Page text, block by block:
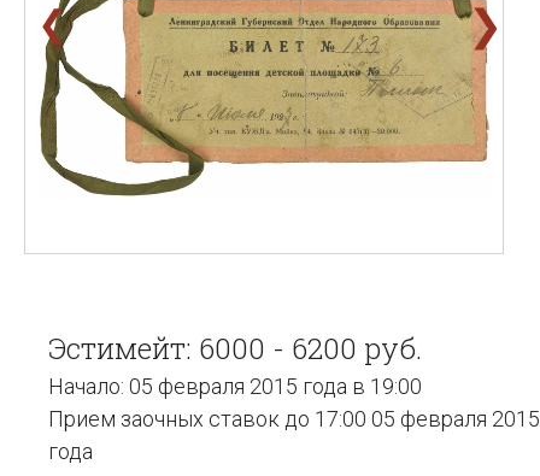
❮ ❯
Эстимейт: 6000 - 6200 руб.
Начало: 05 февраля 2015 года в 19:00
Прием заочных ставок до 17:00 05 февраля 2015
года